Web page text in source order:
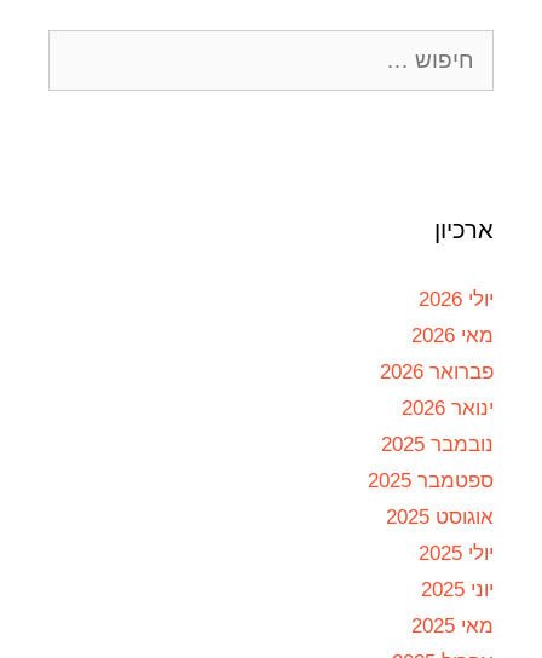
ארכיון
יולי 2026
מאי 2026
פברואר 2026
ינואר 2026
נובמבר 2025
ספטמבר 2025
אוגוסט 2025
יולי 2025
יוני 2025
מאי 2025